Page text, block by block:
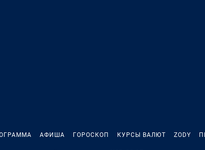
АФИША ГОРОСКОП КУРСЫ ВАЛЮТ ZODY